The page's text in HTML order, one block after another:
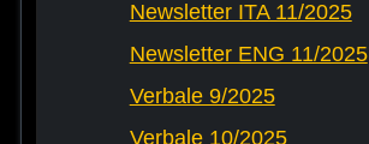
Newsletter ITA 11/2025
Newsletter ENG 11/2025
Verbale 9/2025
Verbale 10/2025